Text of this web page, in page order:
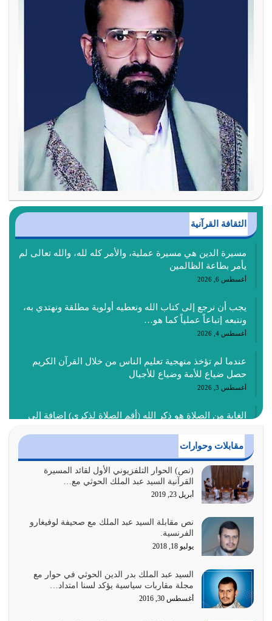
الثقافة القرآنية
مسيرة الدين هي مسيرة عملية، والأمر كله لله، والله تعالى لم
يأمر بطاعة الظالمين
أغسطس 6, 2026
يجب أن نرجع إلى كتاب الله ونعطيه أولوية مطلقة ونهتدي به،
ونتبعه إتباعاً عملياً كما هو…
أغسطس 4, 2026
عندما لم تؤخذ منهجية تعليم الناس من خلال القرآن الكريم
حصل ضياع للأمة وضياع للأجيال
أغسطس 3, 2026
الغاية من الصلاة هو ذكر الله (أقم الصلاة لذكري) إضافة إلى
أغسطس 2, 2026
السبب الرئيسي لشقاء الأمة الابتعاد عن كتاب الله والتعدي
لحدود الله بالإضافات للدين
أغسطس 1, 2026
أبرز أسباب الشقاء هو الإعراض عن ذكر الله وعن هدى الله
المتمثل في القرآن الكريم
يوليو 31, 2026
أولياء الشيطان كلما كانوا أكثر ولاءً وطاعة للشيطان كلما كانوا
أكثر ضعفاً
يوليو 30, 2026
مقابلات وحوارات
(نص) الحوار التلفزيوني الأول لقائد المسيرة
القرآنية السيد عبد الملك الحوثي مع…
أبريل 23, 2019
نص مقابلة السيد عبد الملك مع صحيفة لوفيغارو
الفرنسية.
يوليو 18, 2018
السيد عبد الملك بدر الدين الحوثي في حوار مع
مجلة مقاربات سياسية يؤكد لسنا امتداد…
أغسطس 30, 2016